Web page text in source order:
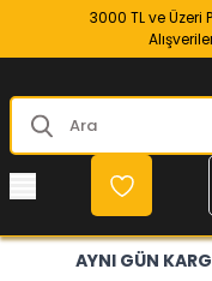
3000 TL ve Üzeri
AYNI GÜN